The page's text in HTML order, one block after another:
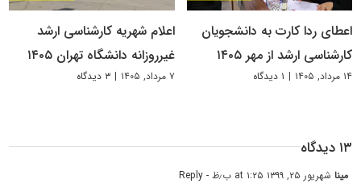
اعطای ردا کارت به دانشجویان
کارشناسی ارشد از مهر ۱۴۰۵
۱۴ مرداد, ۱۴۰۵ | ۱ دیدگاه
اعلام شهریه کارشناسی ارشد
غیرروزانه دانشگاه تهران ۱۴۰۵
۷ مرداد, ۱۴۰۵ | ۳ دیدگاه
۱۳ دیدگاه
میناشهریور ۲۵, ۱۳۹۹ at ۱:۲۵ ب٫ظ - Reply